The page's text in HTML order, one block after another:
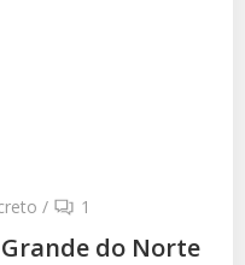
/ 1
do Norte